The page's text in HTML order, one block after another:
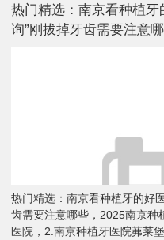
热门精选：南京看种植牙
询”刚拔掉牙齿需要注意
热门精选：南京看种植牙的好
齿需要注意哪些，2025南京种
医院，2.南京种植牙医院茀莱